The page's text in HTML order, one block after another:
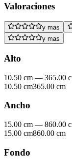
Valoraciones
y mas
y mas
Alto
10.50 cm — 365.00
10.50 cm365.00 cm
Ancho
15.00 cm — 860.00
15.00 cm860.00 cm
Fondo